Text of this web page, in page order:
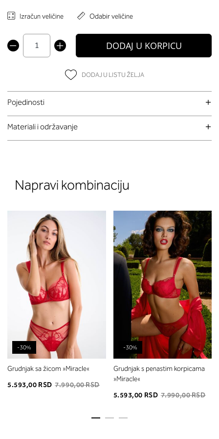
Izračun veličine Odabir veličine
DODAJ U KORPICU
DODAJ U LISTU ŽELJA
Pojedinosti
Materiali i održavanje
Napravi kombinaciju
-30%
Grudnjak sa žicom »Miracle«
5.593,00 RSD 7.990,00 RSD
-30%
Grudnjak s penastim korpicama
»Miracle«
5.593,00 RSD 7.990,00 RSD